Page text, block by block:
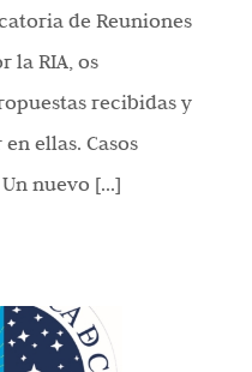
de Reuniones
la RIA, os
recibidas y
ellas. Casos
nuevo [...]